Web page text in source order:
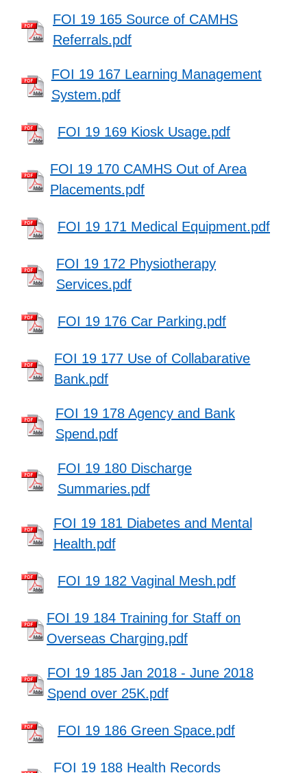
FOI 19 165 Source of CAMHS
Referrals.pdf
FOI 19 167 Learning Management
System.pdf
FOI 19 169 Kiosk Usage.pdf
FOI 19 170 CAMHS Out of Area
Placements.pdf
FOI 19 171 Medical Equipment.pdf
FOI 19 172 Physiotherapy
Services.pdf
FOI 19 176 Car Parking.pdf
FOI 19 177 Use of Collabarative
Bank.pdf
FOI 19 178 Agency and Bank
Spend.pdf
FOI 19 180 Discharge
Summaries.pdf
FOI 19 181 Diabetes and Mental
Health.pdf
FOI 19 182 Vaginal Mesh.pdf
FOI 19 184 Training for Staff on
Overseas Charging.pdf
FOI 19 185 Jan 2018 - June 2018
Spend over 25K.pdf
FOI 19 186 Green Space.pdf
FOI 19 188 Health Records